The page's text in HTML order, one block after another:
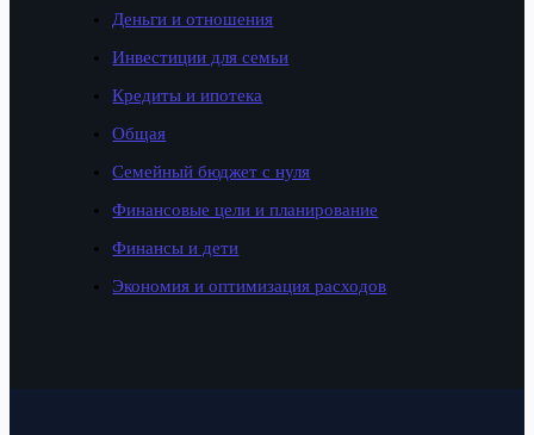
Деньги и отношения
Инвестиции для семьи
Кредиты и ипотека
Общая
Семейный бюджет с нуля
Финансовые цели и планирование
Финансы и дети
Экономия и оптимизация расходов